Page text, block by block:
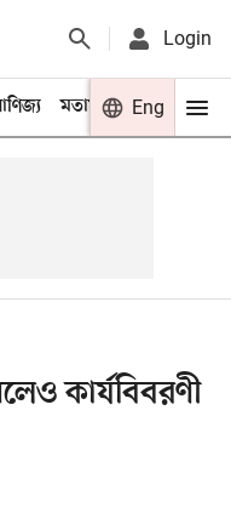
Login
মতামত খেলা
Eng
কার্যবিবরণী